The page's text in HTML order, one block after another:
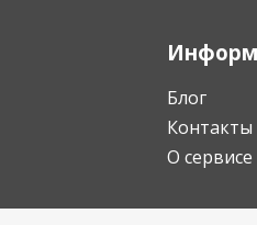
Блог
Контакты
О сервисе